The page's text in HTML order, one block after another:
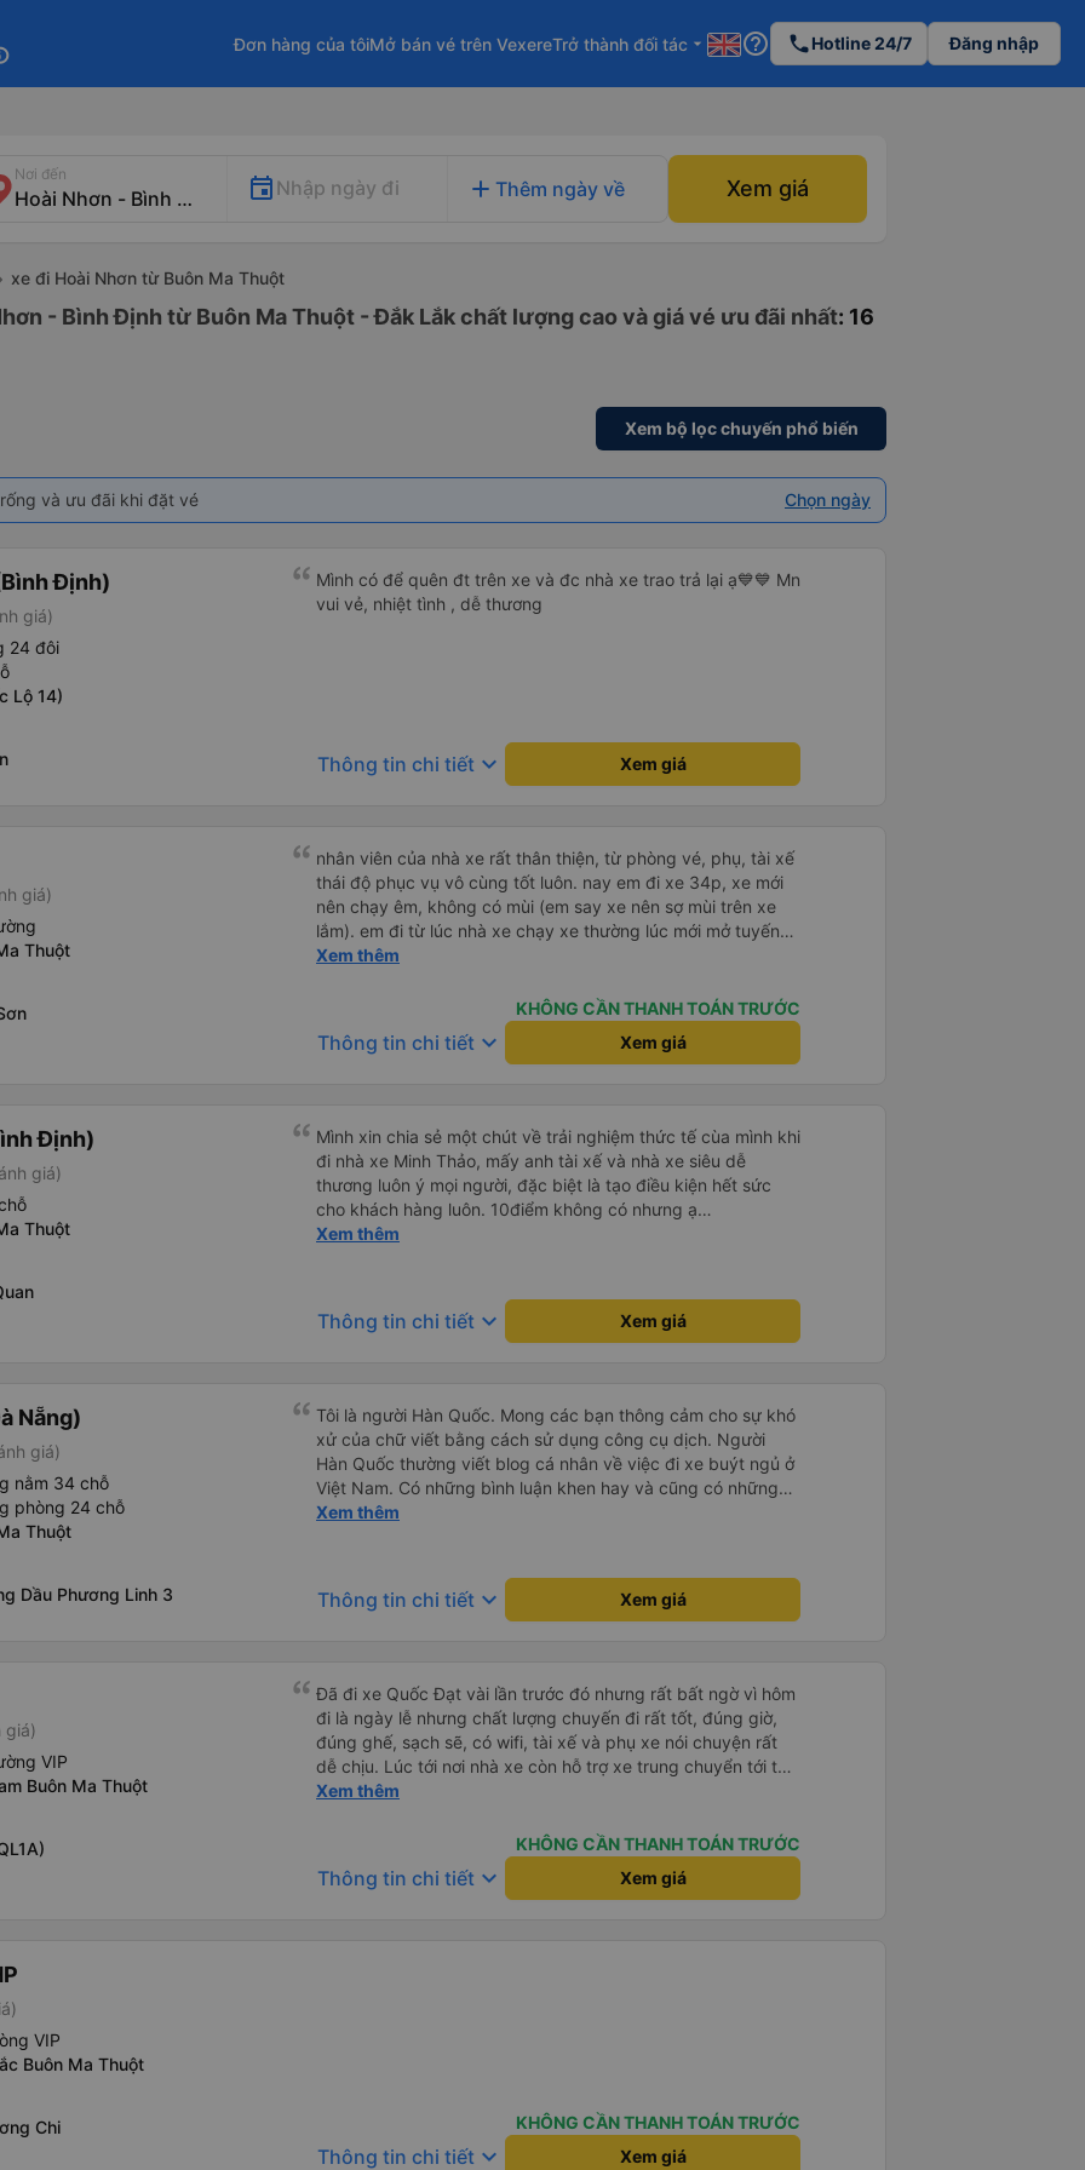
Đơn hàng của tôiMở bán vé trên VexereTrở thành đối tác arrow_drop_down help_outline phoneHotline 24/7 Đăng nhập
Nơi đến
Nhập ngày đi add Thêm ngày về Xem giá
xe đi Hoài Nhơn từ Buôn Ma Thuột
- Bình Định từ Buôn Ma Thuột - Đắk Lắk chất lượng cao và giá vé ưu đãi nhất: 16
Xem bộ lọc chuyến phổ biến
và ưu đãi khi đặt vé Chọn ngày
Định)
giá)
24 đôi
Lộ 14)
Mình có để quên đt trên xe và đc nhà xe trao trả lại ạ💙💙 Mn
vui vẻ, nhiệt tình , dễ thương
Thông tin chi tiết keyboard_arrow_down Xem giá
giá)
Thuột
nhân viên của nhà xe rất thân thiện, từ phòng vé, phụ, tài xế
thái độ phục vụ vô cùng tốt luôn. nay em đi xe 34p, xe mới
nên chạy êm, không có mùi (em say xe nên sợ mùi trên xe
lắm). em đi từ lúc nhà xe chạy xe thường lúc mới mở tuyến
cơ, nay có xe 34p chắc em đi nhiều hơn
Xem thêm
KHÔNG CẦN THANH TOÁN TRƯỚC
Thông tin chi tiết keyboard_arrow_down Xem giá
Định)
giá)
Thuột
Mình xin chia sẻ một chút về trải nghiệm thức tế cùa mình khi
đi nhà xe Minh Thảo, mấy anh tài xế và nhà xe siêu dễ
thương luôn ý mọi người, đặc biệt là tạo điều kiện hết sức
cho khách hàng luôn. 10điểm không có nhưng ạ
<333333333333
Xem thêm
Thông tin chi tiết keyboard_arrow_down Xem giá
Nẵng)
giá)
nằm 34 chỗ
phòng 24 chỗ
Thuột
Dầu Phương Linh 3
Tôi là người Hàn Quốc. Mong các bạn thông cảm cho sự khó
xử của chữ viết bằng cách sử dụng công cụ dịch. Người
Hàn Quốc thường viết blog cá nhân về việc đi xe buýt ngủ ở
Việt Nam. Có những bình luận khen hay và cũng có những
bình luận khen vất vả nên tôi đã rất lo lắng. Đó là một sự lo
thơm nữa. Mình đề cử bài này. 제 리뷰를 보시게 되는 한국분
들께 정보를 드리자면 저는 다낭에서 꾸이년가는 버스를 탔습니
다. 뭐 경적소리야 베트남에서는 익숙해져야 하는 문화일거같구
요. 기사님 친절하시구요, 버스 안에서 담배 안피시구요. 다른 승
객들도 버스안에서 담배피는 사람 없어요 휴게소에 들렀다 갈때
도 저 있는지 없는지 체크해보고 출발하시네요. 다만 키173 기준
다리를 쭉 펴지는 못해요. 뭐 전 새우자세가 편해서 불만은 없었
습니다 : )
Xem thêm
Thông tin chi tiết keyboard_arrow_down Xem giá
giá)
VIP
Buôn Ma Thuột
Đã đi xe Quốc Đạt vài lần trước đó nhưng rất bất ngờ vì hôm
đi là ngày lễ nhưng chất lượng chuyến đi rất tốt, đúng giờ,
đúng ghế, sạch sẽ, có wifi, tài xế và phụ xe nói chuyện rất
dễ chịu. Lúc tới nơi nhà xe còn hỗ trợ xe trung chuyển tới tận
nhà. 10đ cho nhà xe, hy vọng nhà xe duy trì được chất lượng
Xem thêm
KHÔNG CẦN THANH TOÁN TRƯỚC
Thông tin chi tiết keyboard_arrow_down Xem giá
VIP
Buôn Ma Thuột
Chi
KHÔNG CẦN THANH TOÁN TRƯỚC
Thông tin chi tiết keyboard_arrow_down Xem giá